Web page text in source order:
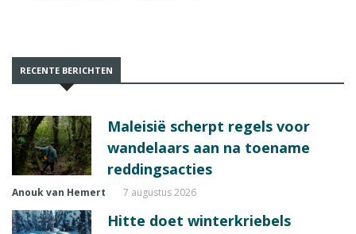
RECENTE BERICHTEN
Maleisië scherpt regels voor
wandelaars aan na toename
reddingsacties
Anouk van Hemert 7 augustus 2026
Hitte doet winterkriebels